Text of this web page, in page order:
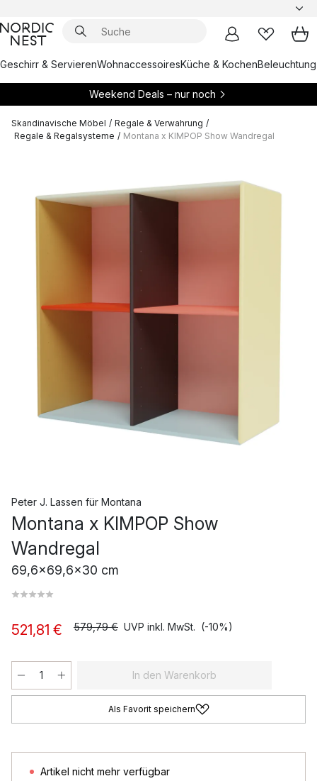
Geschirr & ServierenWohnaccessoiresKüche & KochenBeleuchtung
Weekend Deals – nur noch
Skandinavische Möbel / Regale & Verwahrung /
Regale & Regalsysteme / Montana x KIMPOP Show Wandregal
Peter J. Lassen für Montana
Montana x KIMPOP Show
Wandregal
69,6x69,6x30 cm
521,81 € 579,79 € UVP inkl. MwSt. (-10%)
In den Warenkorb
Als Favorit speichern
Artikel nicht mehr verfügbar